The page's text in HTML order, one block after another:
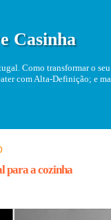
Casinha
Como transformar o
com Alta-Definição; e
para a cozinha